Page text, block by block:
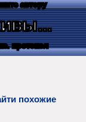
автору
протокол
похожие